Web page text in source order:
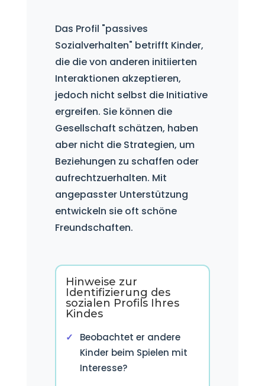
Das Profil "passives
Sozialverhalten" betrifft Kinder,
die die von anderen initiierten
Interaktionen akzeptieren,
jedoch nicht selbst die Initiative
ergreifen. Sie können die
Gesellschaft schätzen, haben
aber nicht die Strategien, um
Beziehungen zu schaffen oder
aufrechtzuerhalten. Mit
angepasster Unterstützung
entwickeln sie oft schöne
Freundschaften.
Hinweise zur
Identifizierung des
sozialen Profils Ihres
Kindes
Beobachtet er andere
Kinder beim Spielen mit
Interesse?